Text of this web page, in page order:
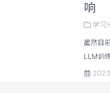
响
学习
虽然目
LLM训
哪一方
从实验